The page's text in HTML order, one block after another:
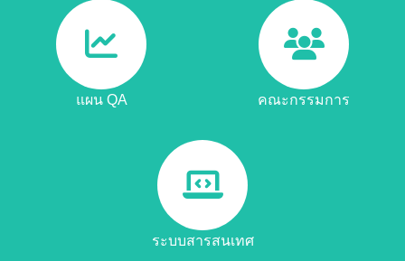
แผน QA คณะกรรมการ
ระบบสารสนเทศ